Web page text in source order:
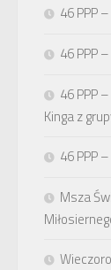
46 PPP
46 PPP
46 PPP
Kinga z
46 PPP
Msza